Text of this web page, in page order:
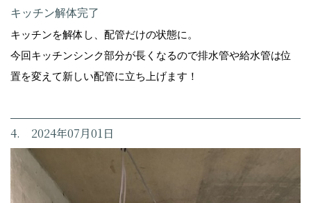
キッチン解体完了
キッチンを解体し、配管だけの状態に。
今回キッチンシンク部分が長くなるので排水管や給水管は位
置を変えて新しい配管に立ち上げます！
4. 2024年07月01日